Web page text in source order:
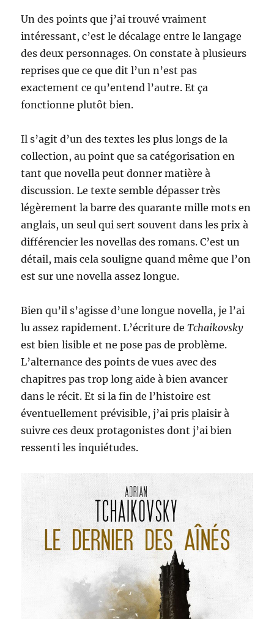
Un des points que j’ai trouvé vraiment
intéressant, c’est le décalage entre le langage
des deux personnages. On constate à plusieurs
reprises que ce que dit l’un n’est pas
exactement ce qu’entend l’autre. Et ça
fonctionne plutôt bien.
Il s’agit d’un des textes les plus longs de la
collection, au point que sa catégorisation en
tant que novella peut donner matière à
discussion. Le texte semble dépasser très
légèrement la barre des quarante mille mots en
anglais, un seul qui sert souvent dans les prix à
différencier les novellas des romans. C’est un
détail, mais cela souligne quand même que l’on
est sur une novella assez longue.
Bien qu’il s’agisse d’une longue novella, je l’ai
lu assez rapidement. L’écriture deTchaikovsky
est bien lisible et ne pose pas de problème.
L’alternance des points de vues avec des
chapitres pas trop long aide à bien avancer
dans le récit. Et si la fin de l’histoire est
éventuellement prévisible, j’ai pris plaisir à
suivre ces deux protagonistes dont j’ai bien
ressenti les inquiétudes.